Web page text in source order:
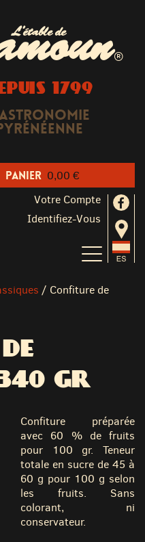
L'étable de
®
1799
Votre Compte
Identifiez-Vous
/ Confiture de
GR
Confiture préparée
avec 60 % de fruits
pour 100 gr. Teneur
totale en sucre de 45 à
60 g pour 100 g selon
les fruits. Sans
colorant, ni
conservateur.
Panier 0,00 €